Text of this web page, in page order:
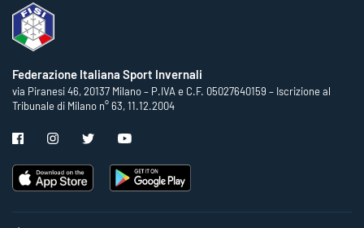
Federazione Italiana Sport Invernali
via Piranesi 46, 20137 Milano – P.IVA e C.F. 05027640159 – Iscrizione al
Tribunale di Milano n° 63, 11.12.2004